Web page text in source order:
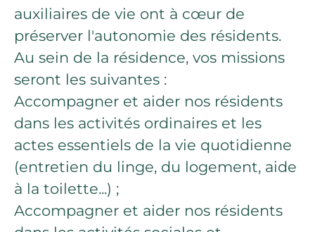
auxiliaires de vie ont à cœur de
préserver l'autonomie des résidents.
Au sein de la résidence, vos missions
seront les suivantes :
Accompagner et aider nos résidents
dans les activités ordinaires et les
actes essentiels de la vie quotidienne
(entretien du linge, du logement, aide
à la toilette...) ;
Accompagner et aider nos résidents